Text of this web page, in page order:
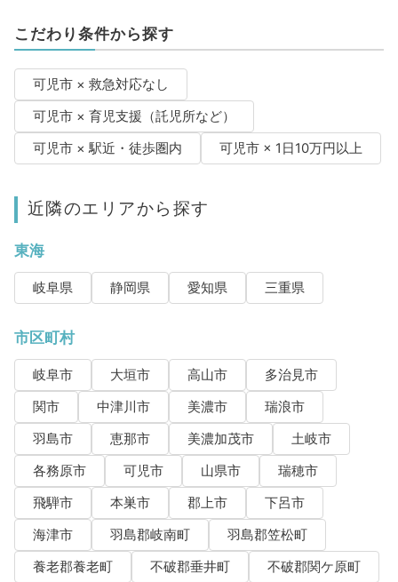
こだわり条件から探す
可児市 × 救急対応なし
可児市 × 育児支援（託児所など）
可児市 × 駅近・徒歩圏内
可児市 × 1日10万円以上
近隣のエリアから探す
東海
岐阜県 静岡県 愛知県 三重県
市区町村
岐阜市 大垣市 高山市
多治見市
関市
中津川市 美濃市
瑞浪市
羽島市
恵那市 美濃加茂市
土岐市
各務原市
可児市 山県市
瑞穂市
飛騨市
本巣市 郡上市
下呂市
海津市
羽島郡岐南町
羽島郡笠松町
養老郡養老町
不破郡垂井町
不破郡関ケ原町